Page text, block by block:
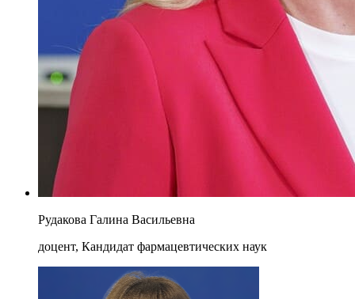
Рудакова Галина Васильевна
доцент, Кандидат фармацевтических наук